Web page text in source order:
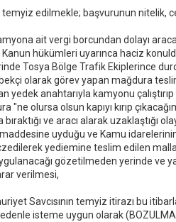
edilmekle; başvurunun nitelik,
ait vergi borcundan dolayı
hükümleri uyarınca haciz
Tosya Bölge Trafik Ekiplerince
olarak görev yapan mağdura
yedek anahtarıyla kamyonu
"ne olursa olsun kapıyı kırıp
bıraktığı ve aracı alarak uzaklaştığı
uyduğu ve Kamu
yediemine teslim edilen
gözetilmeden yerinde ve
verilmesi,
Savcısının temyiz itirazı bu
isteme uygun olarak